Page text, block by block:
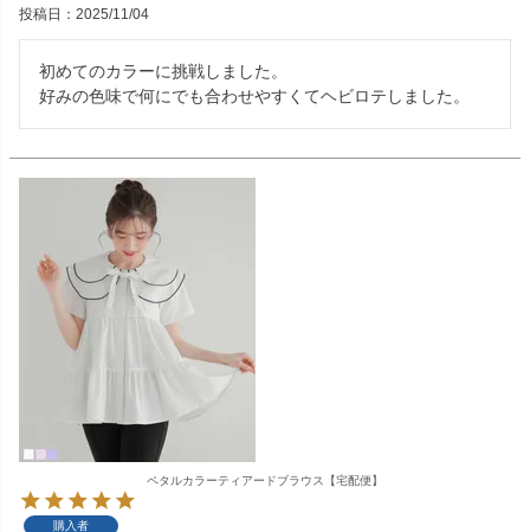
投稿日 2025/11/04
初めてのカラーに挑戦しました。
好みの色味で何にでも合わせやすくてヘビロテしました。
ペタルカラーティアードブラウス【宅配便】
購入者